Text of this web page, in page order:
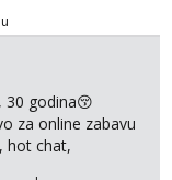
30 godina😚
za online zabavu
hot chat,